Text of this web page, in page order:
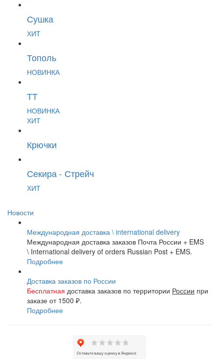
Сушка
ХИТ
Тополь
НОВИНКА
ТТ
НОВИНКА
ХИТ
Крючки
Секира - Стрейч
ХИТ
Новости
Международная доставка \ international delivery
Международная доставка заказов Почта России + EMS
\ International delivery of orders Russian Post + EMS.
Подробнее
Доставка заказов по России
Бесплатная доставка заказов по территории России при
заказе от 1500 ₽.
Подробнее